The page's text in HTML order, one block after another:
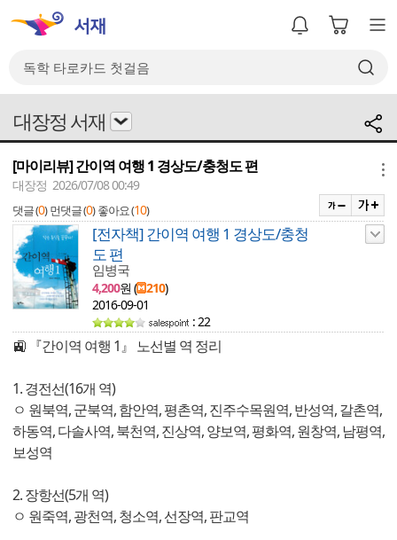
대장정 서재
[마이리뷰] 간이역 여행 1 경상도/충청도 편
대장정 2026/07/08 00:49
댓글 (0) 먼댓글 (0) 좋아요 (10)
[전자책] 간이역 여행 1 경상도/충청
도 편
임병국
4,200원 ( 210)
2016-09-01
: 22
🚉 『간이역 여행 1』 노선별 역 정리
1. 경전선(16개 역)
ㅇ 원북역, 군북역, 함안역, 평촌역, 진주수목원역, 반성역, 갈촌역,
하동역, 다솔사역, 북천역, 진상역, 양보역, 평화역, 원창역, 남평역,
보성역
2. 장항선(5개 역)
ㅇ 원죽역, 광천역, 청소역, 선장역, 판교역